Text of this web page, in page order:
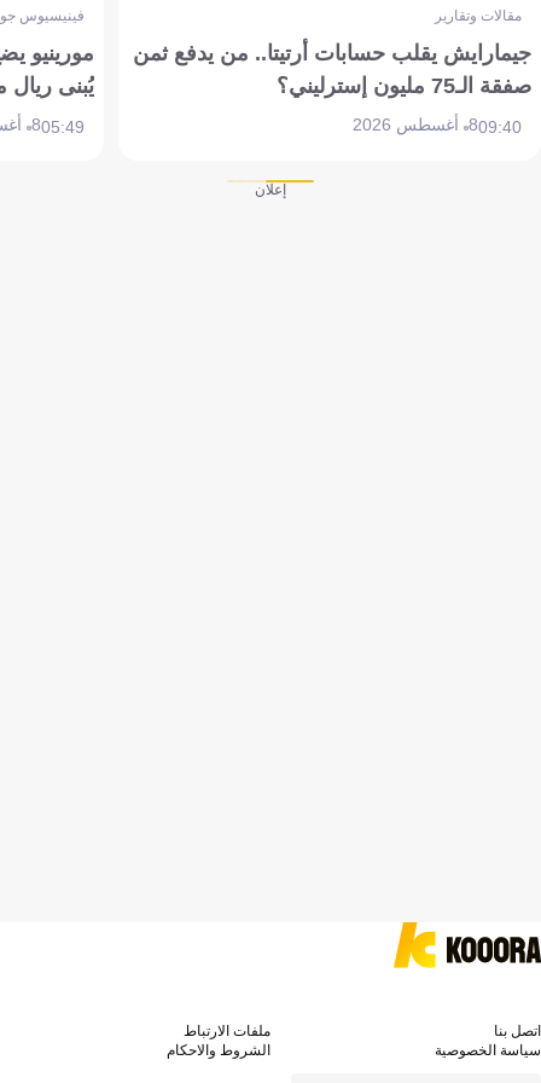
مقالات وتقارير
جيمارايش يقلب حسابات أرتيتا.. من يدفع ثمن
صفقة الـ75 مليون إسترليني؟
09:408 أغسطس 2026
فينيسيوس
مورينيو
يُبنى ريال
05:498 أغسطس 2026
إعلان
اتصل بنا
ملفات الارتباط
سياسة الخصوصية
الشروط والاحكام